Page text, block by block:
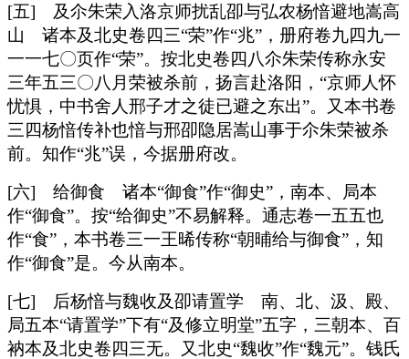
[五] 及尒朱荣入洛京师扰乱卲与弘农杨愔避地嵩高
山 诸本及北史卷四三“荣”作“兆”，册府卷九四九一
一一七〇页作“荣”。按北史卷四八尒朱荣传称永安
三年五三〇八月荣被杀前，扬言赴洛阳，“京师人怀
忧惧，中书舍人邢子才之徒已避之东出”。又本书卷
三四杨愔传补也愔与邢卲隐居嵩山事于尒朱荣被杀
前。知作“兆”误，今据册府改。
[六] 给御食 诸本“御食”作“御史”，南本、局本
作“御食”。按“给御史”不易解释。通志卷一五五也
作“食”，本书卷三一王晞传称“朝晡给与御食”，知
作“御食”是。今从南本。
[七] 后杨愔与魏收及卲请置学 南、北、汲、殿、
局五本“请置学”下有“及修立明堂”五字，三朝本、百
衲本及北史卷四三无。又北史“魏收”作“魏元”。钱氏